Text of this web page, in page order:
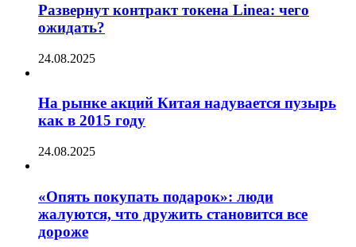
Развернут контракт токена Linea: чего
ожидать?
24.08.2025
На рынке акций Китая надувается пузырь
как в 2015 году
24.08.2025
«Опять покупать подарок»: люди
жалуются, что дружить становится все
дороже